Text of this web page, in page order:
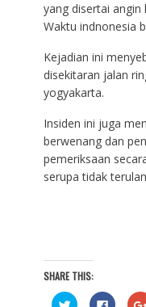
yang disertai angin
Waktu indnonesia
Kejadian ini
disekitaran jalan
yogyakarta.
Insiden ini juga
berwenang dan
pemeriksaan
serupa tidak
SHARE THIS:
C
C